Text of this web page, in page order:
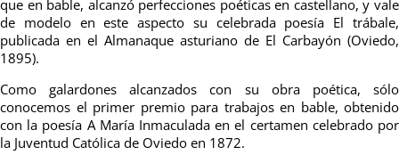
que en bable, alcanzó perfecciones poéticas en castellano, y vale
de modelo en este aspecto su celebrada poesía El trábale,
publicada en el Almanaque asturiano de El Carbayón (Oviedo,
1895).
Como galardones alcanzados con su obra poética, sólo
conocemos el primer premio para trabajos en bable, obtenido
con la poesía A María Inmaculada en el certamen celebrado por
la Juventud Católica de Oviedo en 1872.